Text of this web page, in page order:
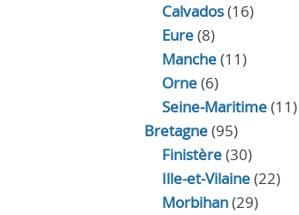
Calvados(16)
Eure(8)
Manche(11)
Orne(6)
Seine-Maritime(11)
Bretagne(95)
Finistère(30)
Ille-et-Vilaine(22)
Morbihan(29)